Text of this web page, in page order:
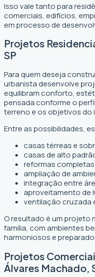
Isso vale tanto para
comerciais, edifícios,
em processo de
Projetos
SP
Para quem deseja
urbanista desenvolve
equilibram conforto,
pensada conforme o
terreno e os objetivos do
Entre as possibilidades,
casas térreas e
casas de alto
reformas completas
ampliação de
integração entre
aproveitamento de
ventilação cruzada
O resultado é um projeto
família, com ambientes
harmoniosos e
Projetos
Álvares Machado,